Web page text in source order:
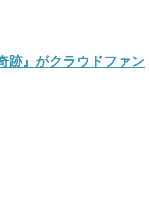
跡』がクラウドファン